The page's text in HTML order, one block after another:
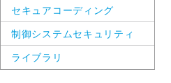
セキュアコーディング
制御システムセキュリティ
ライブラリ